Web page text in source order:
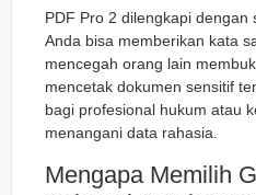
PDF Pro 2 dilengkapi dengan
Anda bisa memberikan kata
mencegah orang lain
mencetak dokumen sensitif
bagi profesional hukum atau
menangani data rahasia.
Mengapa Memilih